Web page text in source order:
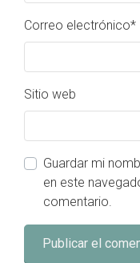
Correo electrónico*
Sitio web
Guardar mi
en este
comentario.